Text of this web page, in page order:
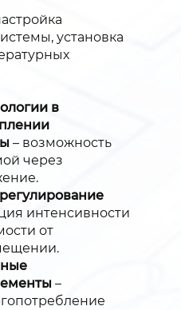
установка
в
– возможность
через
интенсивности
от
–